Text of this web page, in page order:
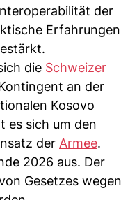
der
Erfahrungen
die Schweizer
an der
Kosovo
es sich um den
der Armee.
2026 aus. Der
Gesetzes wegen